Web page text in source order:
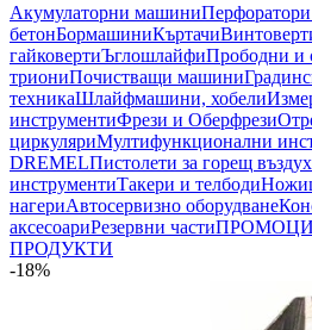
Акумулаторни машиниПерфоратори
бетонБормашиниКъртачи
гайковертиЪглошлайфиПрободни и
триониПочистващи машини
техникаШлайфмашини, хобели
инструментиФрези и Оберфрези
циркуляриМултифункционални
DREMELПистолети за горещ
инструментиТакери и телбоди
нагериАвтосервизно оборудване
аксесоариРезервни части
ПРОДУКТИ
-18%